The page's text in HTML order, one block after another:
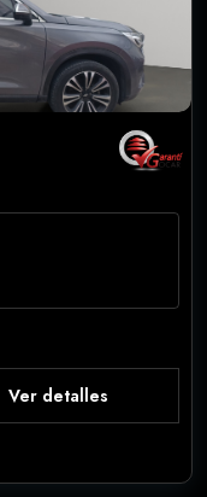
Ver detalles